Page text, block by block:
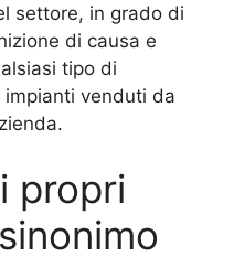
settore, in grado di
di causa e
tipo di
venduti da
propri